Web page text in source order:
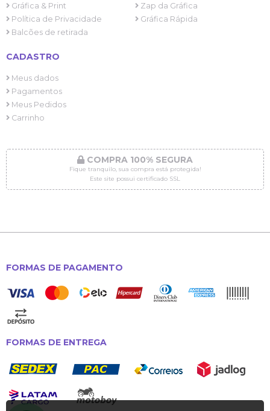
Gráfica & Print
Zap da Gráfica
Política de Privacidade
Gráfica Rápida
Balcões de retirada
CADASTRO
Meus dados
Pagamentos
Meus Pedidos
Carrinho
COMPRA 100% SEGURA
Fique tranquilo, sua compra está protegida!
Este site possui certificado SSL
FORMAS DE PAGAMENTO
FORMAS DE ENTREGA